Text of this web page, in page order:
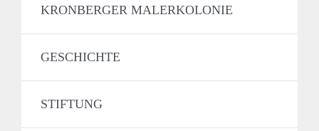
KRONBERGER MALERKOLONIE
GESCHICHTE
STIFTUNG